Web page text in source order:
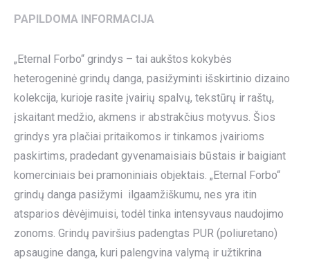
PAPILDOMA INFORMACIJA
„Eternal Forbo“ grindys – tai aukštos kokybės
heterogeninė grindų danga, pasižyminti išskirtinio dizaino
kolekcija, kurioje rasite įvairių spalvų, tekstūrų ir raštų,
įskaitant medžio, akmens ir abstrakčius motyvus. Šios
grindys yra plačiai pritaikomos ir tinkamos įvairioms
paskirtims, pradedant gyvenamaisiais būstais ir baigiant
komerciniais bei pramoniniais objektais. „Eternal Forbo“
grindų danga pasižymi ilgaamžiškumu, nes yra itin
atsparios dėvėjimuisi, todėl tinka intensyvaus naudojimo
zonoms. Grindų paviršius padengtas PUR (poliuretano)
apsaugine danga, kuri palengvina valymą ir užtikrina